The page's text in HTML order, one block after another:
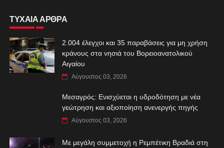
ΤΥΧΑΙΑ ΑΡΘΡΑ
2.004 έλεγχοι και 35 παραβάσεις για μη χρήση
κράνους στα νησιά του Βορειοανατολικού
Αιγαίου
Αύγουστος 03, 2026
Μεσαγρός: Ενισχύεται η υδροδότηση με νέα
γεώτρηση και αξιοποίηση ανενεργής πηγής
Αύγουστος 03, 2026
Με μεγάλη συμμετοχή η Ρεμπέτικη Βραδιά στη